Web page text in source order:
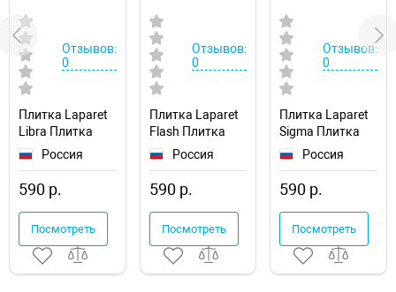
Отзывов:
0
Плитка Laparet
Libra Плитка
настенная
01-35-486 20х60
Россия
590 р.
Посмотреть
Отзывов:
0
Плитка Laparet
Flash Плитка
настенная
06-495 20х60
Россия
590 р.
Посмотреть
Отзывов:
0
Плитка Laparet
Sigma Плитка
настенная
61-463 20х60
Россия
590 р.
Посмотреть